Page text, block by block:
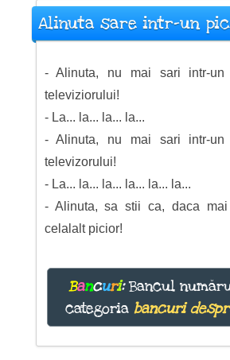
Alinuta sare intr-un
- Alinuta, nu mai sari intr-
televiziorului!
- La... la... la... la...
- Alinuta, nu mai sari intr-
televizorului!
- La... la... la... la... la... la...
- Alinuta, sa stii ca, daca
celalalt picior!
Bancuri:Bancul
categoria bancuri